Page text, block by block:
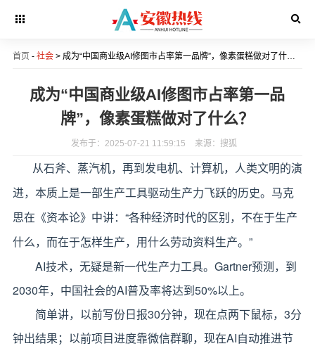
首页 - 社会> 成为“中国商业级AI修图市占率第一品牌”，像素蛋糕做对了什么？
成为“中国商业级AI修图市占率第一品
牌”，像素蛋糕做对了什么？
发布于：2025-07-21 11:59:15 来源：搜狐
从石斧、蒸汽机，再到发电机、计算机，人类文明的演
进，本质上是一部生产工具驱动生产力飞跃的历史。马克
思在《资本论》中讲：“各种经济时代的区别，不在于生产
什么，而在于怎样生产，用什么劳动资料生产。”
AI技术，无疑是新一代生产力工具。Gartner预测，到
2030年，中国社会的AI普及率将达到50%以上。
简单讲，以前写份日报30分钟，现在点两下鼠标，3分
钟出结果；以前项目进度靠微信群聊，现在AI自动推进节